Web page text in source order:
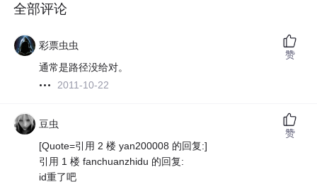
全部评论
彩票虫虫
通常是路径没给对。
2011-10-22
赞
豆虫
[Quote=引用 2 楼 yan200008 的回复:]
引用 1 楼 fanchuanzhidu 的回复:
id重了吧
赞